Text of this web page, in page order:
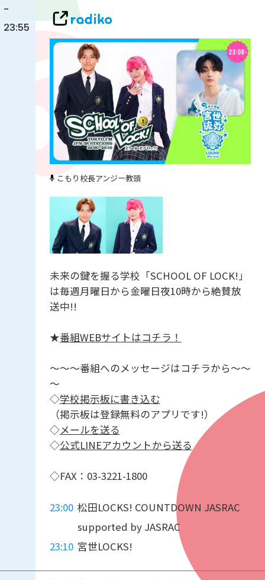
-
23:55
こもり校長アンジー教頭
未来の鍵を握る学校「SCHOOL OF LOCK!」
は毎週月曜日から金曜日夜10時から絶賛放
送中!!
★番組WEBサイトはコチラ！
～～～番組へのメッセージはコチラから～～
～
◇学校掲示板に書き込む
（掲示板は登録無料のアプリです!）
◇メールを送る
◇公式LINEアカウントから送る
◇FAX：03-3221-1800
23:00 松田LOCKS! COUNTDOWN JASRAC
supported by JASRAC
23:10 宮世LOCKS!